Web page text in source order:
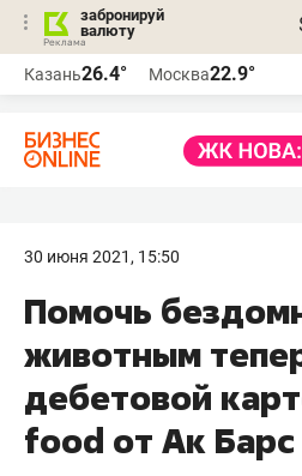
забронируй
валюту
Казань26.4° Москва22.9°
30 июня 2021, 15:50
Помочь
животным
дебетовой
food от Ак Барс